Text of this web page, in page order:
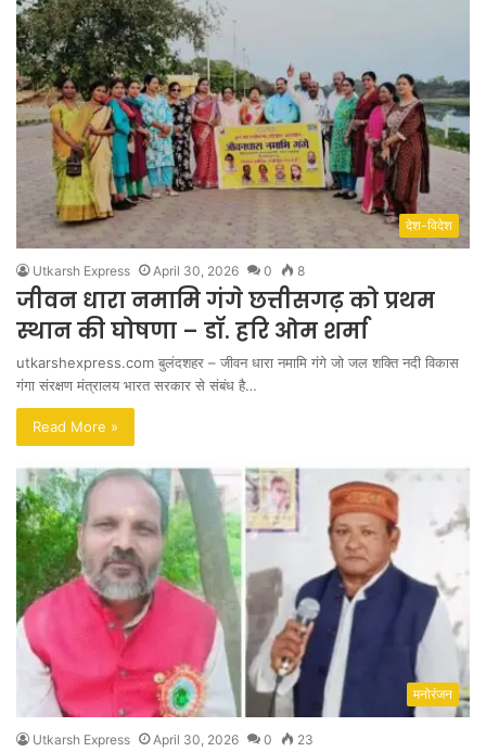
देश-विदेश
Utkarsh Express April 30, 2026 0 8
जीवन धारा नमामि गंगे छत्तीसगढ़ को प्रथम
स्थान की घोषणा – डॉ. हरि ओम शर्मा
utkarshexpress.com बुलंदशहर – जीवन धारा नमामि गंगे जो जल शक्ति नदी विकास
गंगा संरक्षण मंत्रालय भारत सरकार से संबंध है…
Read More »
मनोरंजन
Utkarsh Express April 30, 2026 0 23